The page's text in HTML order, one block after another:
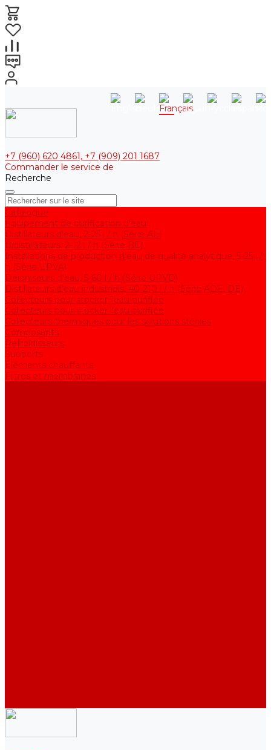
+7 (960) 620 4861, +7 (909) 201 1687
Commander le service de
Recherche
Catalogue
Équipement de purification d'eau
Distillateurs d'eau, 2-25 l / h (Série АE)
Bidistillateurs, 2-12 l / h (Série BE)
Installations de production d'eau de qualité analytique, 5-25 l /
h (Série UPVA)
Déioniseurs d'eau, 5-60 l / h (Série UPVD)
Distillateurs d'eau industriels, 40-210 l / h (Série ADE, DE)
Collecteurs pour stocker l'eau purifiée
Collecteurs pour stocker l'eau purifiée
Collecteurs thermiques pour les solutions stériles
Composants
Refroidisseurs
Supports
Éléments chauffants
Filtres et membranes